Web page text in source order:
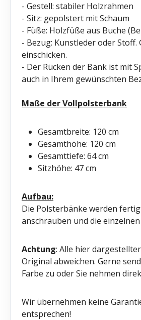
- Gestell: stabiler Holzrahmen
- Sitz: gepolstert mit Schaum
- Füße: Holzfüße aus Buche
- Bezug: Kunstleder oder
einschicken.
- Der Rücken der Bank ist mit
auch in Ihrem gewünschten
Maße der Vollpolsterbank
Gesamtbreite: 120 cm
Gesamthöhe: 120 cm
Gesamttiefe: 64 cm
Sitzhöhe: 47 cm
Aufbau:
Die Polsterbänke werden
anschrauben und die
Achtung: Alle hier
Original abweichen. Gerne
Farbe zu oder Sie nehmen
Wir übernehmen keine
entsprechen!